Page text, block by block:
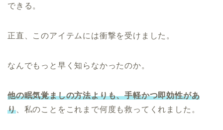
できる。
正直、このアイテムには衝撃を受けました。
なんでもっと早く知らなかったのか。
他の眠気覚ましの方法よりも、手軽かつ即効性があ
り、私のことをこれまで何度も救ってくれました。